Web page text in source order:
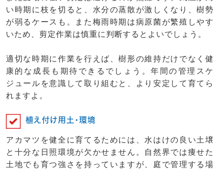
い時期に枝を切ると、水分の蒸散が激しくなり、樹勢
が弱るケースも。また梅雨時期は病原菌が繁殖しやす
いため、剪定作業は慎重に判断するとよいでしょう。
適切な時期に作業を行えば、樹形の維持だけでなく健
康的な成長も期待できるでしょう。年間の管理スケ
ジュールを意識して取り組むと、より安定して育てら
れますよ。
植え付け用土・環境
アカマツを健全に育てるためには、水はけの良い土壌
と十分な日照環境が欠かせません。自然界では痩せた
土地でも育つ強さを持っていますが、庭で管理する場